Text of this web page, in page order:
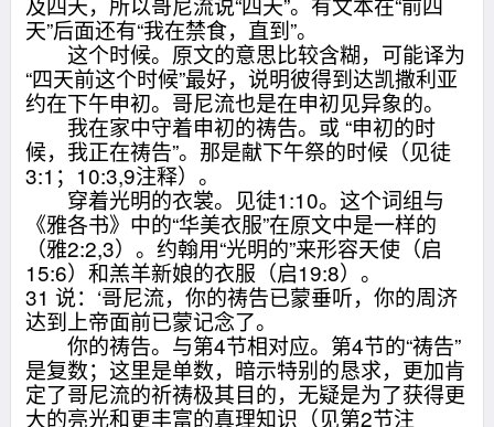
天”后面还有“我在禁食，直到”。
这个时候。原文的意思比较含糊，可能译为
“四天前这个时候”最好，说明彼得到达凯撒利亚
约在下午申初。哥尼流也是在申初见异象的。
我在家中守着申初的祷告。或 “申初的时
候，我正在祷告”。那是献下午祭的时候（见徒
3:1；10:3,9注释）。
穿着光明的衣裳。见徒1:10。这个词组与
《雅各书》中的“华美衣服”在原文中是一样的
（雅2:2,3）。约翰用“光明的”来形容天使（启
15:6）和羔羊新娘的衣服（启19:8）。
31 说：‘哥尼流，你的祷告已蒙垂听，你的周济
达到上帝面前已蒙记念了。
你的祷告。与第4节相对应。第4节的“祷告”
是复数；这里是单数，暗示特别的恳求，更加肯
定了哥尼流的祈祷极其目的，无疑是为了获得更
大的亮光和更丰富的真理知识（见第2节注